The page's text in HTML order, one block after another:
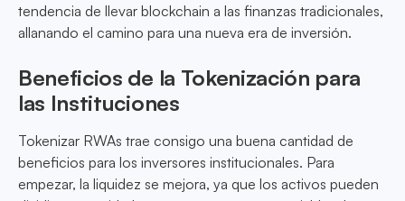
tendencia de llevar blockchain a las finanzas tradicionales,
allanando el camino para una nueva era de inversión.
Beneficios de la Tokenización para
las Instituciones
Tokenizar RWAs trae consigo una buena cantidad de
beneficios para los inversores institucionales. Para
empezar, la liquidez se mejora, ya que los activos pueden